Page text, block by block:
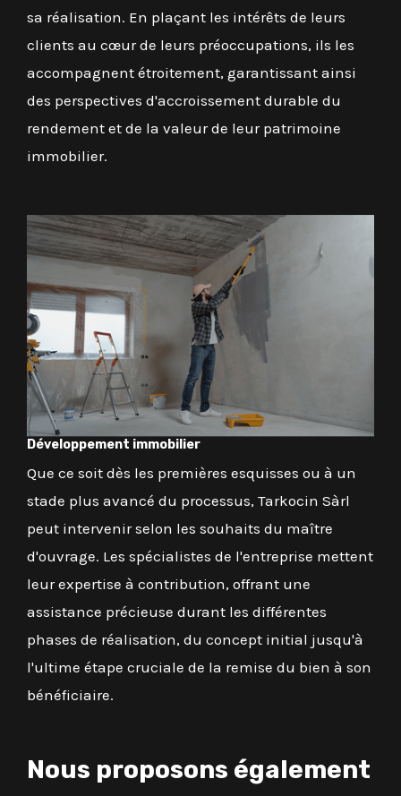
sa réalisation. En plaçant les intérêts de leurs
clients au cœur de leurs préoccupations, ils les
accompagnent étroitement, garantissant ainsi
des perspectives d'accroissement durable du
rendement et de la valeur de leur patrimoine
immobilier.
Développement immobilier
Que ce soit dès les premières esquisses ou à un
stade plus avancé du processus, Tarkocin Sàrl
peut intervenir selon les souhaits du maître
d'ouvrage. Les spécialistes de l'entreprise mettent
leur expertise à contribution, offrant une
assistance précieuse durant les différentes
phases de réalisation, du concept initial jusqu'à
l'ultime étape cruciale de la remise du bien à son
bénéficiaire.
Nous proposons également